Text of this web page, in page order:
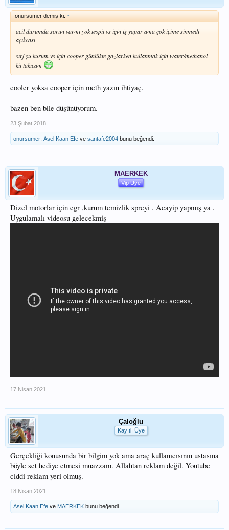
onursumer demiş ki: ↑
acil durumda sorun varmı yok tespit vs için iş yapar ama çok içime sinmedi
açıkcası
sırf şu kurum vs için cooper günlükte gazlarken kullanmak için water/methanol
kit takıcam
cooler yoksa cooper için meth yazın ihtiyaç.
bazen ben bile düşünüyorum.
23 Şubat 2018
onursumer Asel Kaan Efe ve santafe2004 bunu beğendi.
MAERKEK
Vip Üye
Dizel motorlar için egr ,kurum temizlik spreyi . Acayip yapmış ya .
Uygulamalı videosu gelecekmiş
17 Nisan 2021
Çaloğlu
Kayıtlı Üye
Gerçekliği konusunda bir bilgim yok ama araç kullanıcısının ustasına
böyle set hediye etmesi muazzam. Allahtan reklam değil. Youtube
ciddi reklam yeri olmuş.
18 Nisan 2021
Asel Kaan Efe ve MAERKEK bunu beğendi.